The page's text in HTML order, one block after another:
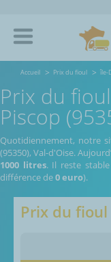
Accueil Prix du fioul île-
Prix du
Piscop
Quotidiennement, notre
(95350), Val-d'Oise.
1000 litres. Il reste
différence de0 euro).
Prix du fioul